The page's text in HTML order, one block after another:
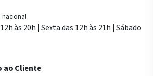
nacional
às 20h | Sexta das 12h às 21h | Sábado
ao Cliente